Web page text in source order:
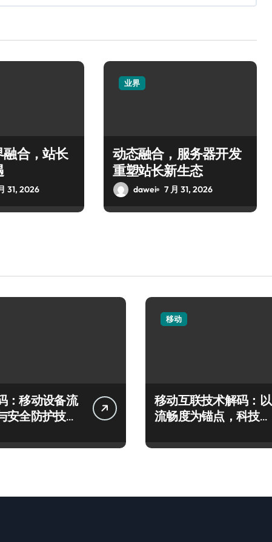
合，站长
31, 2026
业界
动态融合，服务器开发
重塑站长新生态
dawei 7 月 31, 2026
：移动设备流
安全防护技术
移动
移动互联技术解码：以
流畅度为锚点，科技赋